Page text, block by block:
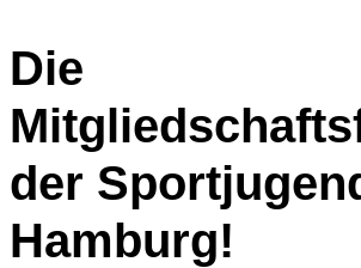
Die
der
Hamburg!